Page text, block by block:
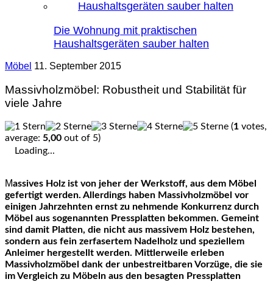
Die Wohnung mit praktischen
Haushaltsgeräten sauber halten
Möbel 11. September 2015
Massivholzmöbel: Robustheit und Stabilität für
viele Jahre
(1 votes,
average: 5,00 out of 5)
Loading...
Massives Holz ist von jeher der Werkstoff, aus dem Möbel
gefertigt werden. Allerdings haben Massivholzmöbel vor
einigen Jahrzehnten ernst zu nehmende Konkurrenz durch
Möbel aus sogenannten Pressplatten bekommen. Gemeint
sind damit Platten, die nicht aus massivem Holz bestehen,
sondern aus fein zerfasertem Nadelholz und speziellem
Anleimer hergestellt werden. Mittlerweile erleben
Massivholzmöbel dank der unbestreitbaren Vorzüge, die sie
im Vergleich zu Möbeln aus den besagten Pressplatten